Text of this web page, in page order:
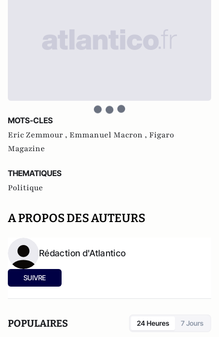
MOTS-CLES
Eric Zemmour , Emmanuel Macron , Figaro
Magazine
THEMATIQUES
Politique
A PROPOS DES AUTEURS
Rédaction d'Atlantico
SUIVRE
POPULAIRES 24 Heures 7 Jours